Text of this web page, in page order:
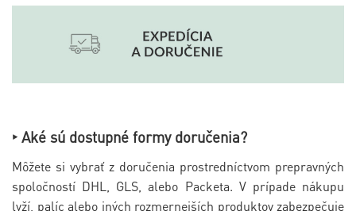
‣ Aké sú dostupné formy doručenia?
Môžete si vybrať z doručenia prostredníctvom prepravných
spoločností DHL, GLS, alebo Packeta. V prípade nákupu
lyží, palíc alebo iných rozmernejších produktov zabezpečuje